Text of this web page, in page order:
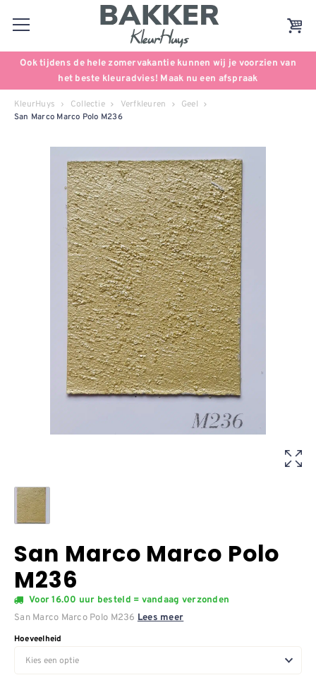
Ook tijdens de hele zomervakantie kunnen wij je voorzien van
het beste kleuradvies! Maak nu een afspraak
KleurHuys Collectie Verfkleuren Geel
San Marco Marco Polo M236
San Marco Marco Polo
M236
Voor 16.00 uur besteld = vandaag verzonden
San Marco Marco Polo M236 Lees meer
Hoeveelheid